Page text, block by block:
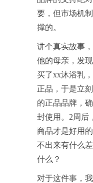
要，但市场机
撑的。
讲个真实故事
他的母亲，发
买了xx沐浴乳
正品，于是立
的正品品牌，
封使用。2周后
商品才是好用
不出来有什么
什么？
对于这件事，